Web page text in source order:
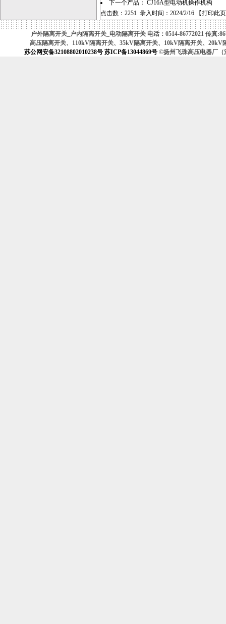
下一个产品： CJ16A型电动机操作机构
点击数：2251 录入时间：2024/2/16 【打印此页
户外隔离开关_户内隔离开关_电动隔离开关 电话：0514-86772021 传真
高压隔离开关、110kV隔离开关、35kV隔离开关、10kV隔离开关、
苏公网安备32108802010238号苏ICP备13044869号©扬州飞珠高压电器厂（